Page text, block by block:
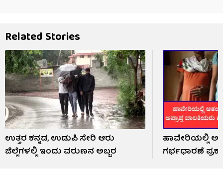
Related Stories
ಉತ್ತರ ಕನ್ನಡ, ಉಡುಪಿ ಸೇರಿ ಆರು
ಜಿಲ್ಲೆಗಳಲ್ಲಿ ಇಂದು ವರುಣನ ಅಬ್ಬರ
ಹಾವೇರಿಯಲ್ಲಿ
ಗರ್ಭಧಾರಣೆ